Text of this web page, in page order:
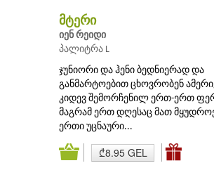
მტერი
იენ რეიდი
პალიტრა L
ჯუნიორი და ჰენი ბედნიერად და
განმარტოებით ცხოვრობენ
კიდევ შემორჩენილ ერთ-ერთ
მაგრამ ერთ დღესაც მათ
ერთი უცნაური...
₾8.95 GEL